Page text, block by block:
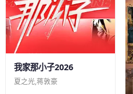
我家那小子2026
夏之光,蒋敦豪